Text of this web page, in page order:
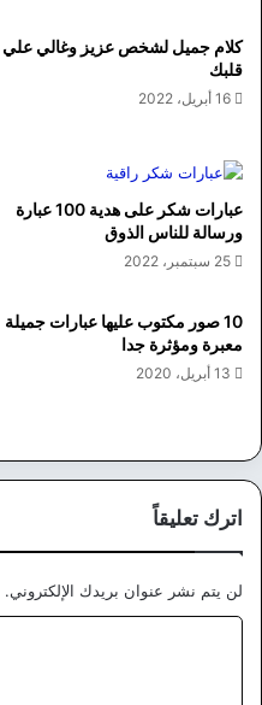
كلام جميل لشخص عزيز وغالي علي
قلبك
16 أبريل، 2022
عبارات شكر على هدية 100 عبارة
ورسالة للناس الذوق
25 سبتمبر، 2022
10 صور مكتوب عليها عبارات جميلة
معبرة ومؤثرة جدا
13 أبريل، 2020
اترك تعليقاً
لن يتم نشر عنوان بريدك الإلكتروني.